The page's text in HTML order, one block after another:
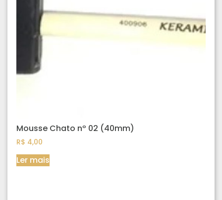
Mousse Chato nº 02 (40mm)
R$ 4,00
Ler mais